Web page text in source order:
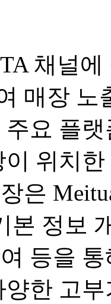
채널
매장 노
요 플
이 위치
은
본 정보
등을
한 고